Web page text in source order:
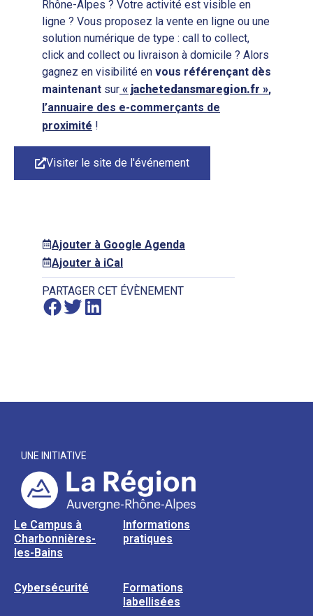
Rhône-Alpes ? Votre activité est visible en
ligne ? Vous proposez la vente en ligne ou une
solution numérique de type : call to collect,
click and collect ou livraison à domicile ? Alors
gagnez en visibilité en vous référençant dès
maintenant sur « jachetedansmaregion.fr »,
l’annuaire des e-commerçants de
proximité !
Visiter le site de l'événement
Ajouter à Google Agenda
Ajouter à iCal
PARTAGER CET ÉVÈNEMENT
UNE INITIATIVE
Le Campus à
Charbonnières-
les-Bains
Informations
pratiques
Cybersécurité
Formations
labellisées